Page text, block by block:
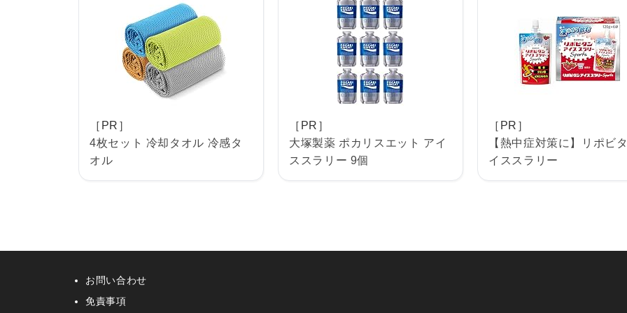
［PR］
4枚セット 冷却タオル 冷感タ
オル
［PR］
大塚製薬 ポカリスエット アイ
ススラリー 9個
［PR］
【熱中症対策に】リポビ
イススラリー
お問い合わせ
免責事項